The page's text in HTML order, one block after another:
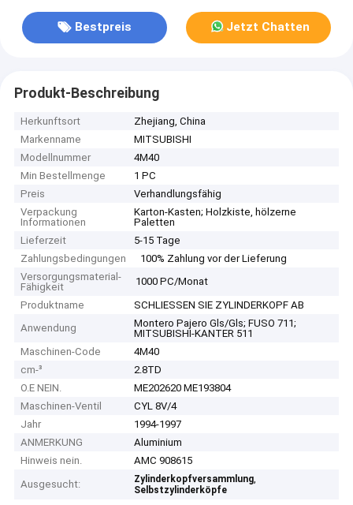
Bestpreis Jetzt Chatten
Produkt-Beschreibung
Herkunftsort
Zhejiang, China
Markenname
MITSUBISHI
Modellnummer
4M40
Min Bestellmenge
1 PC
Preis
Verhandlungsfähig
Verpackung
Informationen
Karton-Kasten; Holzkiste, hölzerne
Paletten
Lieferzeit
5-15 Tage
Zahlungsbedingungen
100% Zahlung vor der Lieferung
Versorgungsmaterial-
Fähigkeit
1000 PC/Monat
Produktname
SCHLIESSEN SIE ZYLINDERKOPF AB
Anwendung
Montero Pajero Gls/Gls; FUSO 711;
MITSUBISHI-KANTER 511
Maschinen-Code
4M40
cm-³
2.8TD
O.E NEIN.
ME202620 ME193804
Maschinen-Ventil
CYL 8V/4
Jahr
1994-1997
ANMERKUNG
Aluminium
Hinweis nein.
AMC 908615
Ausgesucht:
Zylinderkopfversammlung,
Selbstzylinderköpfe